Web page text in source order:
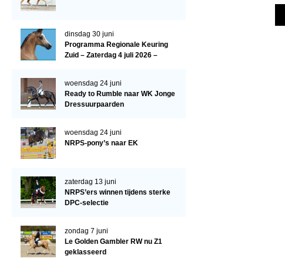
Evenementen
Arabissimo
Veulenregistratie
Veulens en merries
Zoek een NRPS paard
Informatie aan je paard of pony toevoegen
Onze fokkerij
Fokkerij informatie
Fokprogramma's en registratie
dinsdag 30 juni
Programma Regionale Keuring
Zuid – Zaterdag 4 juli 2026 –
woensdag 24 juni
Ready to Rumble naar WK Jonge
Dressuurpaarden
woensdag 24 juni
NRPS-pony’s naar EK
zaterdag 13 juni
NRPS’ers winnen tijdens sterke
DPC-selectie
zondag 7 juni
Le Golden Gambler RW nu Z1
geklasseerd